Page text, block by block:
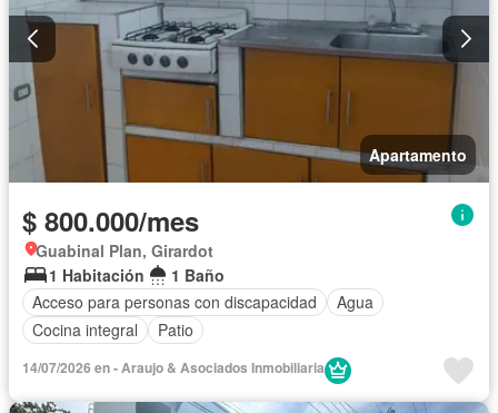
Apartamento
$ 800.000/mes
Guabinal Plan, Girardot
1 Habitación
1 Baño
Acceso para personas con discapacidad
Agua
Cocina integral
Patio
14/07/2026 en - Araujo & Asociados Inmobiliaria